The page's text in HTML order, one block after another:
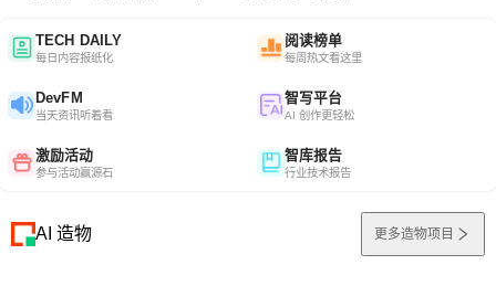
TECH DAILY
每日内容报纸化
阅读榜单
每周热文看这里
DevFM
当天资讯听着看
智写平台
AI 创作更轻松
激励活动
参与活动赢源石
智库报告
行业技术报告
AI 造物 更多造物项目